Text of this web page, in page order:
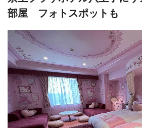
部屋 フォトスポットも